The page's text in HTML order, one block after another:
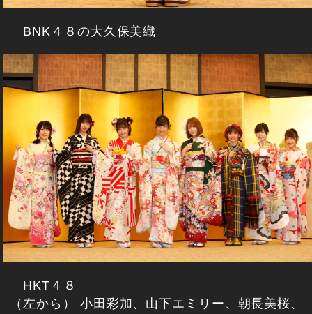
BNK４８の大久保美織
HKT４８
（左から） 小田彩加、山下エミリー、朝長美桜、